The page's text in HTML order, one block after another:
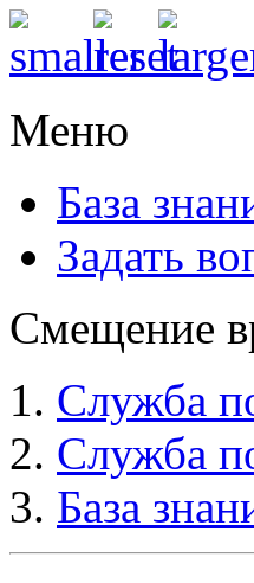
Меню
База
Задать
Смещение
Служба
Служба
База